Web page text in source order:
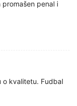
penal i
o kvalitetu. Fudbal